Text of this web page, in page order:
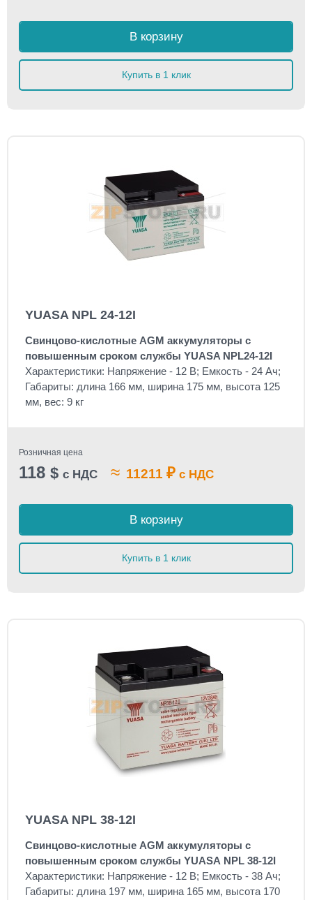
В корзину
Купить в 1 клик
YUASA NPL 24-12I
Свинцово-кислотные AGM аккумуляторы с
повышенным сроком службы YUASA NPL24-12I
Характеристики: Напряжение - 12 В; Емкость - 24 Ач;
Габариты: длина 166 мм, ширина 175 мм, высота 125
мм, вес: 9 кг
Розничная цена
118 $ с НДС ≈ 11211 ₽ с НДС
В корзину
Купить в 1 клик
YUASA NPL 38-12I
Свинцово-кислотные AGM аккумуляторы с
повышенным сроком службы YUASA NPL 38-12I
Характеристики: Напряжение - 12 В; Емкость - 38 Ач;
Габариты: длина 197 мм, ширина 165 мм, высота 170